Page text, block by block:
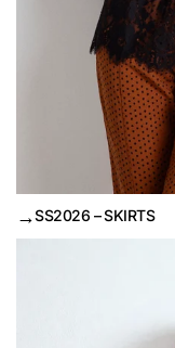
→SS2026 – SKIRTS